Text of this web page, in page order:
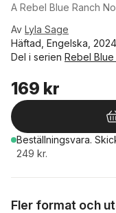
A Rebel Blue Ranch
Av Lyla Sage
Häftad, Engelska, 2024
Del i serien Rebel Blue
169 kr
Beställningsvara.
249 kr.
Fler format och